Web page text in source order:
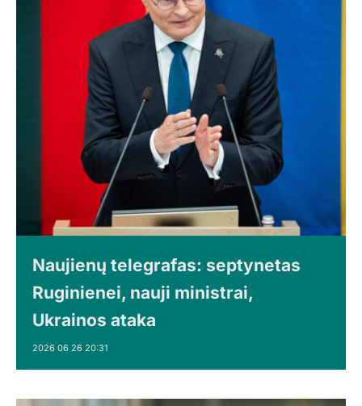
Naujienų telegrafas: septynetas
Ruginienei, nauji ministrai,
Ukrainos ataka
2026 06 26 20:31